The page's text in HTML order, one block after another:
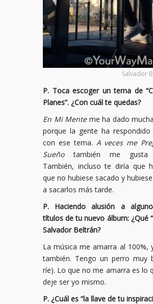
Salvador
P. Toca escoger un tema de“
Planes”. ¿Con cuál te quedas?
En Mi Menteme ha dado
porque la gente ha respondido
con ese tema. A veces me
Sueñotambién me gusta
También, incluso te diría que
que no hubiese sacado y
a sacarlos más tarde.
P. Haciendo alusión a
títulos de tu nuevo álbum: ¿Qué “
Salvador Beltrán?
La música me amarra al 100%,
también. Tengo un perro muy
ríe). Lo que no me amarra es lo
deje ser yo mismo.
P. ¿Cuál es “la llave de tu